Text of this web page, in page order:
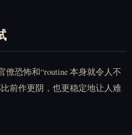
恐怖和“routine 本身就令人不
前作更阴，也更稳定地让人难